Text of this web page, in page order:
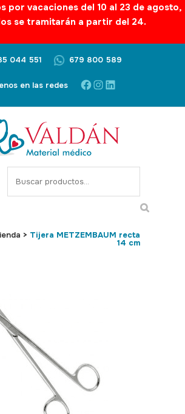
por vacaciones del 10 al 23 de agosto,
se tramitarán a partir del 24.
044 551 679 800 589
en las redes Facebook
Instagram
LinkedIn
S
e
c > Tijera METZEMBAUM recta
14 cm